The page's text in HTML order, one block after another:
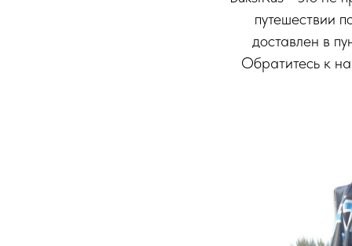
путешествии
доставлен в
Обратитесь к